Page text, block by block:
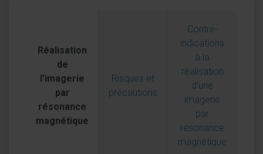
Réalisation
de
l’imagerie
par
résonance
magnétique
Risques et
précautions
Contre-
indications
à la
réalisation
d’une
imagerie
par
résonance
magnétique